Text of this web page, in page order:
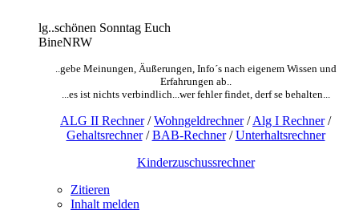
lg..schönen Sonntag Euch
BineNRW
..gebe Meinungen, Äußerungen, Info´s nach eigenem Wissen und
Erfahrungen ab..
...es ist nichts verbindlich...wer fehler findet, derf se behalten...
ALG II Rechner/Wohngeldrechner/Alg I Rechner/
Gehaltsrechner/BAB-Rechner/Unterhaltsrechner
Kinderzuschussrechner
Zitieren
Inhalt melden